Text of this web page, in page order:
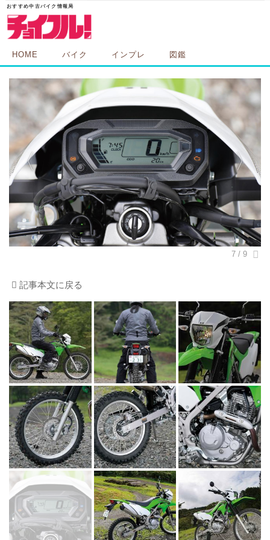
HOME バイク インプレ 図鑑
記事本文に戻る